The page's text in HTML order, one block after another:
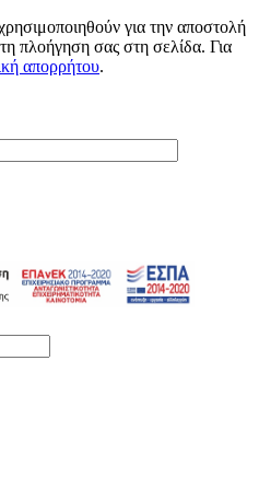
για την αποστολή
πλοήγηση σας στη σελίδα. Για
απορρήτου.